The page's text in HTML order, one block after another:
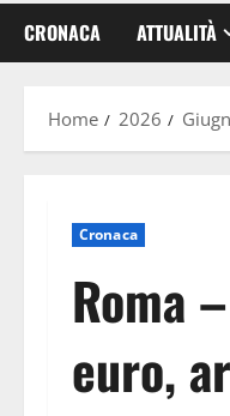
CRONACA ATTUALITÀ
Home 2026
Cronaca
Roma
euro,